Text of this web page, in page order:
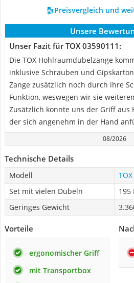
Preisvergleich und
Unsere
Unser Fazit für TOX 03590111:
Die TOX Hohlraumdübelzange
inklusive Schrauben und
Zange zusätzlich noch durch ihre
Funktion, weswegen wir sie
Zusätzlich konnte uns der Griff aus
der sich angenehm in der Hand
08/2026
Technische Details
Modell
Set mit vielen Dübeln
195
Geringes Gewicht
Vorteile
ergonomischer Griff
mit Transportbox